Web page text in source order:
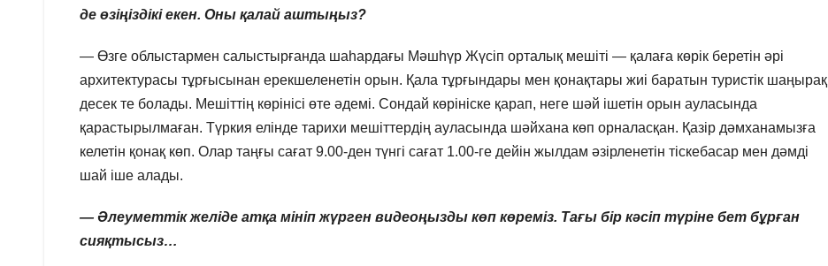
де өзіңіздікі екен. Оны қалай аштыңыз?
— Өзге облыстармен салыстырғанда шаһардағы Мәшһүр Жүсіп орталық мешіті — қалаға көрік беретін әрі
архитектурасы тұрғысынан ерекшеленетін орын. Қала тұрғындары мен қонақтары жиі баратын туристік шаңырақ
десек те болады. Мешіттің көрінісі өте әдемі. Сондай көрініске қарап, неге шәй ішетін орын ауласында
қарастырылмаған. Түркия елінде тарихи мешіттердің ауласында шәйхана көп орналасқан. Қазір дәмханамызға
келетін қонақ көп. Олар таңғы сағат 9.00-ден түнгі сағат 1.00-ге дейін жылдам әзірленетін тіскебасар мен дәмді
шай іше алады.
— Әлеуметтік желіде атқа мініп жүрген видеоңызды көп көреміз. Тағы бір кәсіп түріне бет бұрған
сияқтысыз…